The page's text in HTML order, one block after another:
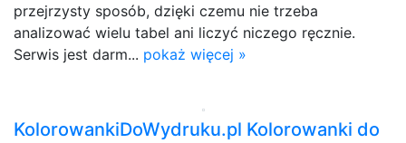
przejrzysty sposób, dzięki czemu nie trzeba
analizować wielu tabel ani liczyć niczego ręcznie.
Serwis jest darm... pokaż więcej »
KolorowankiDoWydruku.pl Kolorowanki do